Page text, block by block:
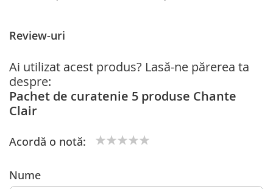
Review-uri
Ai utilizat acest produs? Lasă-ne părerea ta
despre:
Pachet de curatenie 5 produse Chante
Clair
Acordă o notă:
Nume